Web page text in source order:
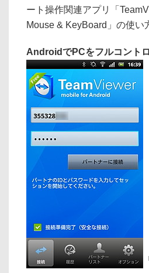
ート操作関連アプリ「
Mouse & KeyBoard」の使い
AndroidでPCをフルコント